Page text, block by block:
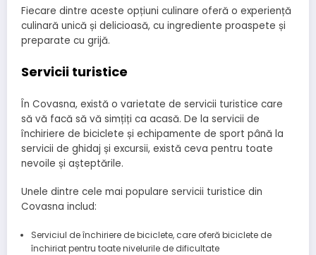
Fiecare dintre aceste opțiuni culinare oferă o experiență
culinară unică și delicioasă, cu ingrediente proaspete și
preparate cu grijă.
Servicii turistice
În Covasna, există o varietate de servicii turistice care
să vă facă să vă simțiți ca acasă. De la servicii de
închiriere de biciclete și echipamente de sport până la
servicii de ghidaj și excursii, există ceva pentru toate
nevoile și așteptările.
Unele dintre cele mai populare servicii turistice din
Covasna includ:
Serviciul de închiriere de biciclete, care oferă biciclete de
închiriat pentru toate nivelurile de dificultate